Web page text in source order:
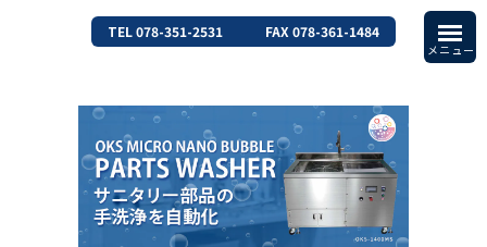
TEL 078-351-2531 FAX 078-361-1484